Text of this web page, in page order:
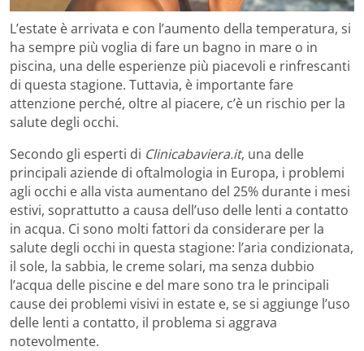
L’estate è arrivata e con l’aumento della temperatura, si
ha sempre più voglia di fare un bagno in mare o in
piscina, una delle esperienze più piacevoli e rinfrescanti
di questa stagione. Tuttavia, è importante fare
attenzione perché, oltre al piacere, c’è un rischio per la
salute degli occhi.
Secondo gli esperti di Clinicabaviera.it, una delle
principali aziende di oftalmologia in Europa, i problemi
agli occhi e alla vista aumentano del 25% durante i mesi
estivi, soprattutto a causa dell’uso delle lenti a contatto
in acqua. Ci sono molti fattori da considerare per la
salute degli occhi in questa stagione: l’aria condizionata,
il sole, la sabbia, le creme solari, ma senza dubbio
l’acqua delle piscine e del mare sono tra le principali
cause dei problemi visivi in estate e, se si aggiunge l’uso
delle lenti a contatto, il problema si aggrava
notevolmente.